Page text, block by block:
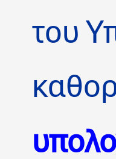
του